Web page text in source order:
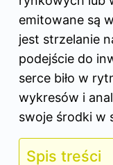
emitowane są
jest strzelanie
podejście do
serce biło w
wykresów i
swoje środki w
Spis treści